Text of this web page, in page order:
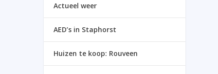
Actueel weer
AED’s in Staphorst
Huizen te koop: Rouveen